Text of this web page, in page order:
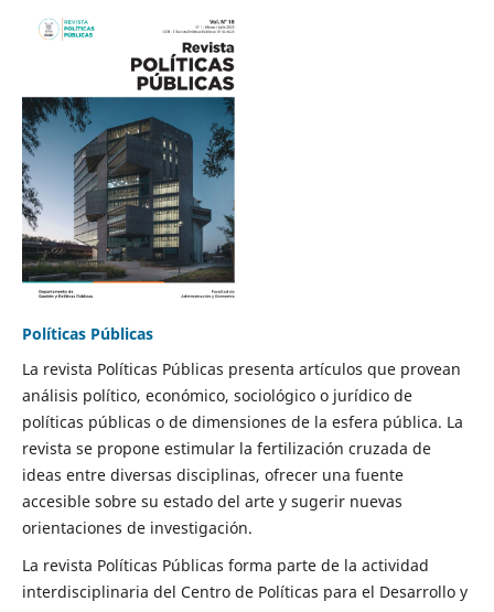
Políticas Públicas
La revista Políticas Públicas presenta artículos que provean
análisis político, económico, sociológico o jurídico de
políticas públicas o de dimensiones de la esfera pública. La
revista se propone estimular la fertilización cruzada de
ideas entre diversas disciplinas, ofrecer una fuente
accesible sobre su estado del arte y sugerir nuevas
orientaciones de investigación.
La revista Políticas Públicas forma parte de la actividad
interdisciplinaria del Centro de Políticas para el Desarrollo y